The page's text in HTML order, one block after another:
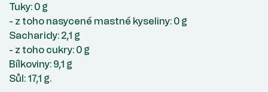
Tuky: 0 g
- z toho nasycené mastné kyseliny: 0 g
Sacharidy: 2,1 g
- z toho cukry: 0 g
Bílkoviny: 9,1 g
Sůl: 17,1 g.